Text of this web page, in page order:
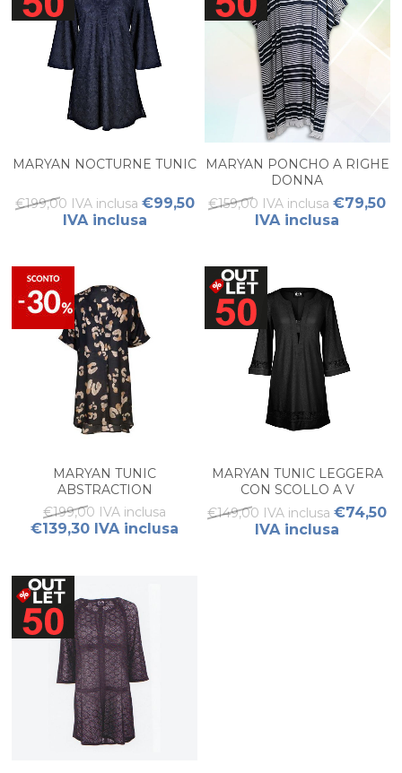
MARYAN NOCTURNE TUNIC
€199,00 IVA inclusa €99,50
IVA inclusa
MARYAN PONCHO A RIGHE
DONNA
€159,00 IVA inclusa €79,50
IVA inclusa
MARYAN TUNIC
ABSTRACTION
€199,00 IVA inclusa
€139,30 IVA inclusa
MARYAN TUNIC LEGGERA
CON SCOLLO A V
€149,00 IVA inclusa €74,50
IVA inclusa